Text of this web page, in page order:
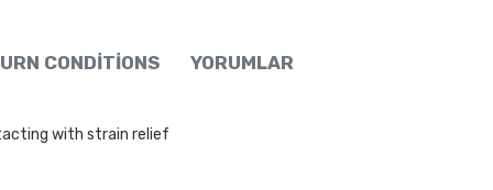
CONDITIONS YORUMLAR
with strain relief